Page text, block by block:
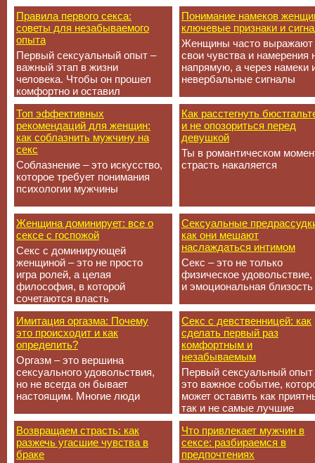
Правила первого секса:
советы для незабываемого
опыта
Первый сексуальный опыт –
важный этап в жизни
человека. Чтобы он прошел
комфортно и оставил
Понимание намеков
ключевые признаки и
Женщины часто выражают
свои чувства и намерения
напрямую, а через намеки
невербальные сигналы
Топ эффективных
рекомендаций для женщин:
как соблазнить мужчину на
секс
Соблазнение – это искусство,
которое требует понимания
психологии мужчины
Как расстегнуть
и не опозориться перед
девушкой
Ты в романтическом
страсть накаляется
Женщина доминирует: все о
сексе с госпожой
Секс с доминирующей
женщиной – это не просто
игра ролей, а целая
философия, в которой
сочетаются власть
Сексуальные
как они мешают
наслаждаться интимом
Секс – это не только
физическое удовольствие,
и эмоциональная близость
Имитация оргазма: Почему
это происходит и как
определить?
Оргазм – это вершина
сексуального удовольствия,
но не всегда он бывает
настоящим. Многие люди
Секс с девственницей: как
сделать первый раз
комфортным и
незабываемым
Первый сексуальный опыт
это важное событие,
может оставить как
так и не самые лучшие
Возвращаем страсть: как
разжечь угасшие чувства в
браке
Что привлекает мужчин в
сексе: разбираемся в
предпочтениях